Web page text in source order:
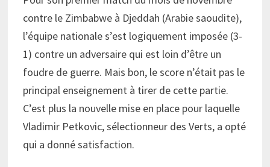
contre le Zimbabwe à Djeddah (Arabie saoudite),
l’équipe nationale s’est logiquement imposée (3-
1) contre un adversaire qui est loin d’être un
foudre de guerre. Mais bon, le score n’était pas le
principal enseignement à tirer de cette partie.
C’est plus la nouvelle mise en place pour laquelle
Vladimir Petkovic, sélectionneur des Verts, a opté
qui a donné satisfaction.